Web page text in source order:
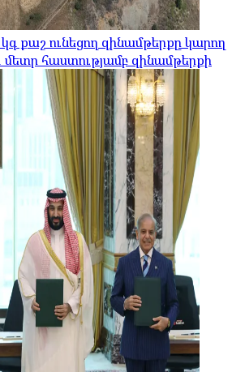
քաշ ունեցող զինամթերքը կարող
մետր հաստությամբ զինամթերքի